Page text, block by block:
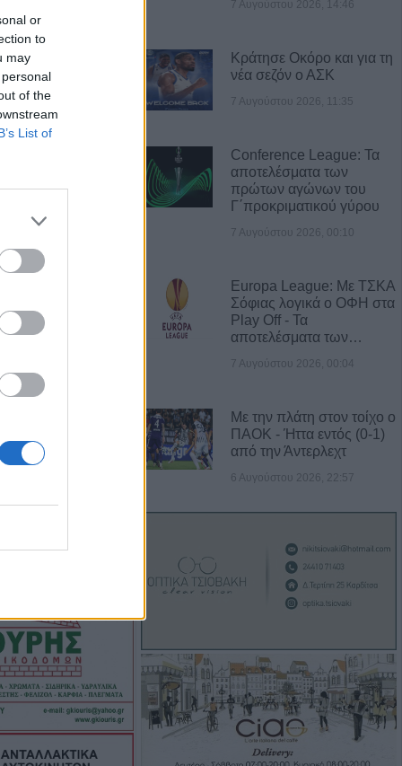
or
to
may
of the
List of
ΝΕΑ
κηδεία
Μαγνησία
στον
Το κομμάτι
ευκαιρία
συνεργείο
λύση
αλλαγές θα
7 Αυγούστου 2026, 14:46
Κράτησε Οκόρο και για τη
νέα σεζόν ο ΑΣΚ
7 Αυγούστου 2026, 11:35
Conference League: Τα
αποτελέσματα των
πρώτων αγώνων του
Γ΄προκριματικού γύρου
7 Αυγούστου 2026, 00:10
Europa League: Με ΤΣΚΑ
Σόφιας λογικά ο ΟΦΗ στα
Play Off - Τα
αποτελέσματα των…
7 Αυγούστου 2026, 00:04
Με την πλάτη στον τοίχο ο
ΠΑΟΚ - Ήττα εντός (0-1)
από την Άντερλεχτ
6 Αυγούστου 2026, 22:57